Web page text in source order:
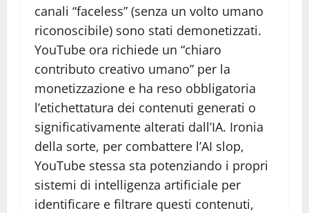
canali “faceless” (senza un volto umano
riconoscibile) sono stati demonetizzati.
YouTube ora richiede un “chiaro
contributo creativo umano” per la
monetizzazione e ha reso obbligatoria
l’etichettatura dei contenuti generati o
significativamente alterati dall’IA. Ironia
della sorte, per combattere l’AI slop,
YouTube stessa sta potenziando i propri
sistemi di intelligenza artificiale per
identificare e filtrare questi contenuti,